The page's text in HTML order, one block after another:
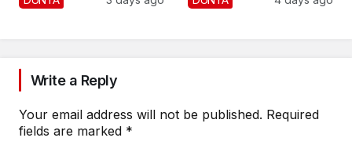
Write a Reply
Your email address will not be published. Required
fields are marked *